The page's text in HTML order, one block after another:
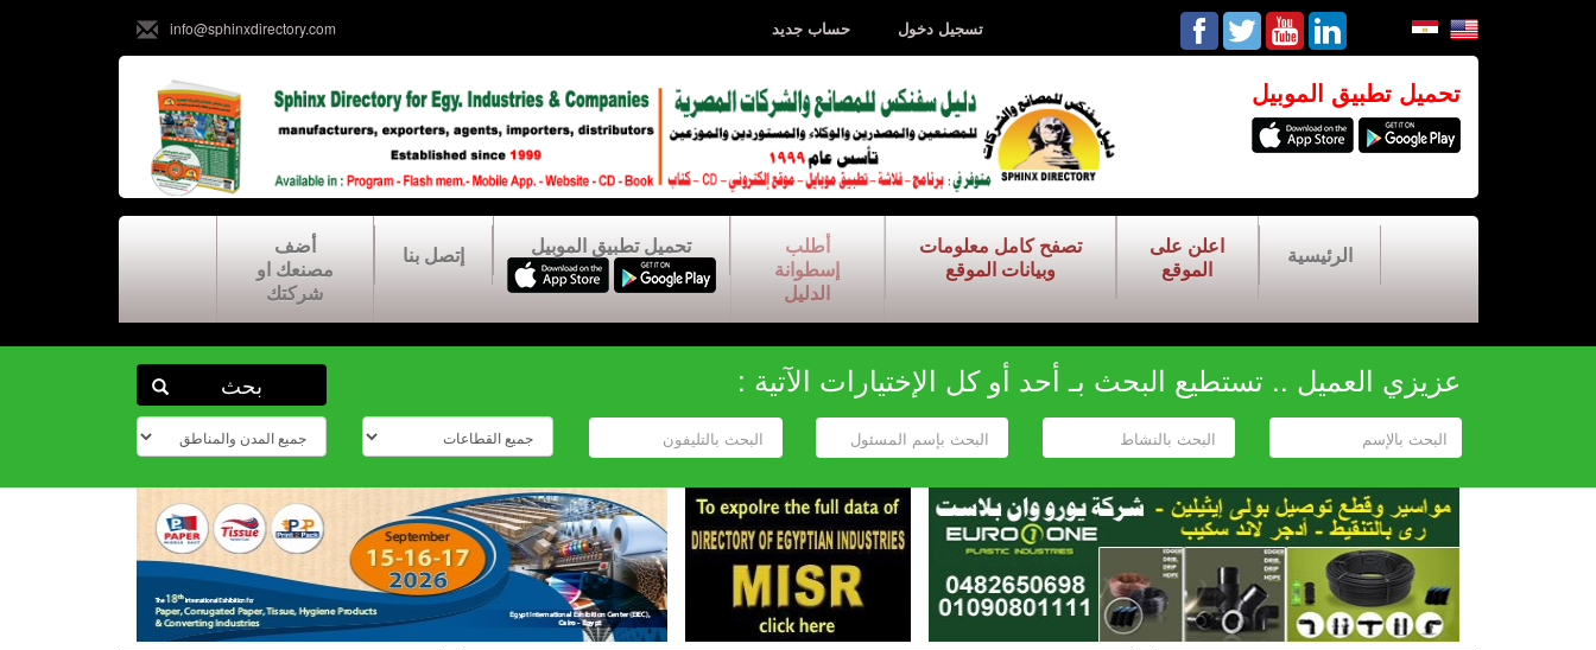
تسجيل دخول حساب جديد info@sphinxdirectory.com
تحميل تطبيق الموبيل
الرئيسية
اعلن على
الموقع
تصفح كامل معلومات
وبيانات الموقع
أطلب
إسطوانة
الدليل
تحميل تطبيق الموبيل إتصل بنا
أضف
مصنعك او
شركتك
عزيزي العميل .. تستطيع البحث بـ أحد أو كل الإختيارات الآتية :